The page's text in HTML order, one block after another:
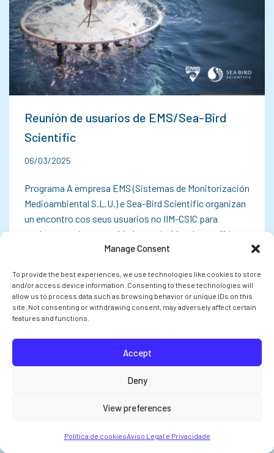
Manage Consent
To provide the best experiences, we use technologies like cookies to store
and/or access device information. Consenting to these technologies will
allow us to process data such as browsing behavior or unique IDs on this
site. Not consenting or withdrawing consent, may adversely affect certain
features and functions.
Accept
Deny
View preferences
Política de cookiesAviso Legal e Privacidade
Reunión de usuarios de EMS/Sea-Bird
Scientific
06/03/2025
Programa A empresa EMS (Sistemas de Monitorización
Medioambiental S.L.U.) e Sea-Bird Scientific organizan
un encontro cos seus usuarios no IIM-CSIC para
explorar as súas necesidades no ámbito da recollida,
monitorización e análise de datos. O…
INVESTIGACIÓN